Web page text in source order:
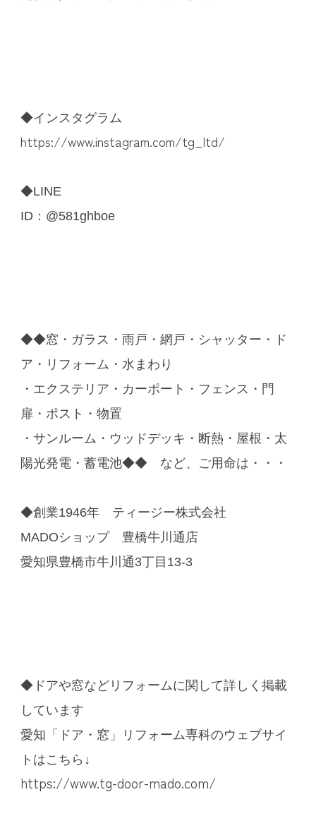
◆インスタグラム
https://www.instagram.com/tg_ltd/
◆LINE
ID：@581ghboe
◆◆窓・ガラス・雨戸・網戸・シャッター・ド
ア・リフォーム・水まわり
・エクステリア・カーポート・フェンス・門
扉・ポスト・物置
・サンルーム・ウッドデッキ・断熱・屋根・太
陽光発電・蓄電池◆◆ など、ご用命は・・・
◆創業1946年 ティージー株式会社
MADOショップ 豊橋牛川通店
愛知県豊橋市牛川通3丁目13-3
◆ドアや窓などリフォームに関して詳しく掲載
しています
愛知「ドア・窓」リフォーム専科のウェブサイ
トはこちら↓
https://www.tg-door-mado.com/